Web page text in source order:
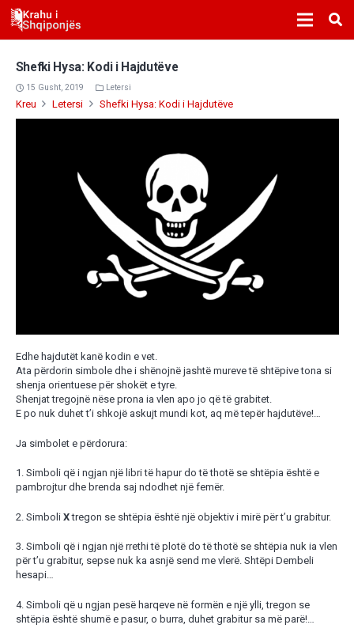
Shefki Hysa: Kodi i Hajdutëve
15 Gusht, 2019 Letersi
Kreu Letersi Shefki Hysa: Kodi i Hajdutëve
Edhe hajdutët kanë kodin e vet.
Ata përdorin simbole dhe i shënojnë jashtë mureve të shtëpive tona si
shenja orientuese për shokët e tyre.
Shenjat tregojnë nëse prona ia vlen apo jo që të grabitet.
E po nuk duhet t’i shkojë askujt mundi kot, aq më tepër hajdutëve!…
Ja simbolet e përdorura:
1. Simboli që i ngjan një libri të hapur do të thotë se shtëpia është e
pambrojtur dhe brenda saj ndodhet një femër.
2. Simboli Xtregon se shtëpia është një objektiv i mirë për t’u grabitur.
3. Simboli që i ngjan një rrethi të plotë do të thotë se shtëpia nuk ia vlen
për t’u grabitur, sepse nuk ka asnjë send me vlerë. Shtëpi Dembeli
hesapi…
4. Simboli që u ngjan pesë harqeve në formën e një ylli, tregon se
shtëpia është shumë e pasur, o burra, duhet grabitur sa më parë!…